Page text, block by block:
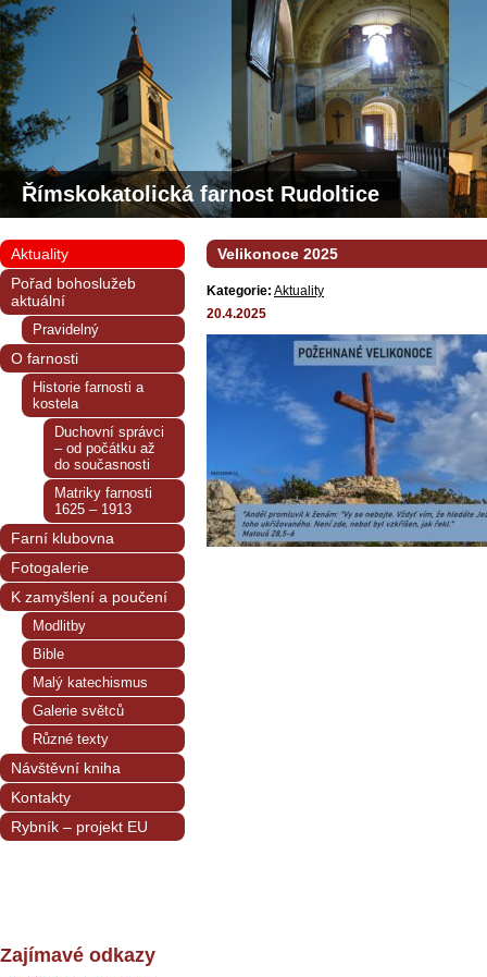
Římskokatolická farnost Rudoltice
Velikonoce 2025
Kategorie: Aktuality
20.4.2025
Aktuality
Pořad bohoslužeb
aktuální
Pravidelný
O farnosti
Historie farnosti a
kostela
Duchovní správci
– od počátku až
do současnosti
Matriky farnosti
1625 – 1913
Farní klubovna
Fotogalerie
K zamyšlení a poučení
Modlitby
Bible
Malý katechismus
Galerie světců
Různé texty
Návštěvní kniha
Kontakty
Rybník – projekt EU
Zajímavé odkazy